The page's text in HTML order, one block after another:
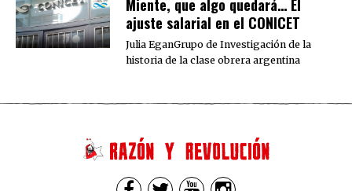
Miente, que algo quedará… El
ajuste salarial en el CONICET
Julia EganGrupo de Investigación de la
historia de la clase obrera argentina